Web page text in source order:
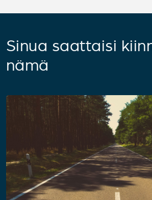
Sinua saattaisi
nämä